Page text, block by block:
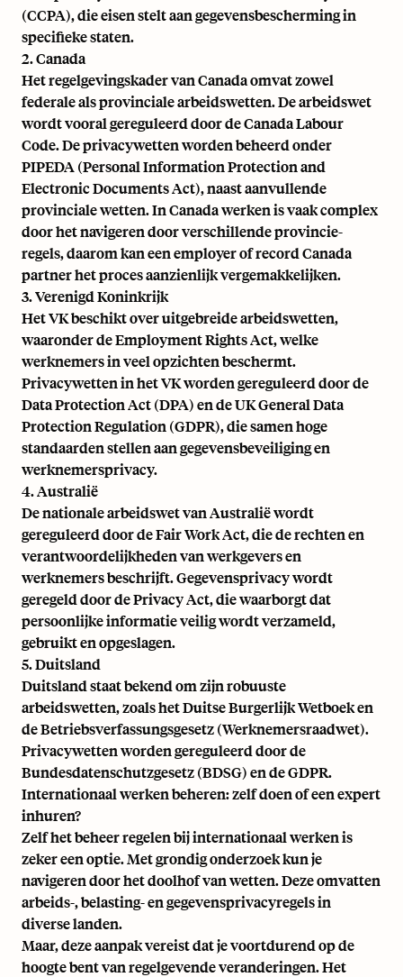
(CCPA), die eisen stelt aan gegevensbescherming in
specifieke staten.
2. Canada
Het regelgevingskader van Canada omvat zowel
federale als provinciale arbeidswetten. De arbeidswet
wordt vooral gereguleerd door de Canada Labour
Code. De privacywetten worden beheerd onder
PIPEDA (Personal Information Protection and
Electronic Documents Act), naast aanvullende
provinciale wetten. In Canada werken is vaak complex
door het navigeren door verschillende provincie-
regels, daarom kan eenemployer of record Canada
partner het proces aanzienlijk vergemakkelijken.
3. Verenigd Koninkrijk
Het VK beschikt over uitgebreide arbeidswetten,
waaronder de Employment Rights Act, welke
werknemers in veel opzichten beschermt.
Privacywetten in het VK worden gereguleerd door de
Data Protection Act (DPA) en de UK General Data
Protection Regulation (GDPR), die samen hoge
standaarden stellen aan gegevensbeveiliging en
werknemersprivacy.
4. Australië
De nationale arbeidswet van Australië wordt
gereguleerd door de Fair Work Act, die de rechten en
verantwoordelijkheden van werkgevers en
werknemers beschrijft. Gegevensprivacy wordt
geregeld door de Privacy Act, die waarborgt dat
persoonlijke informatie veilig wordt verzameld,
gebruikt en opgeslagen.
5. Duitsland
Duitsland staat bekend om zijn robuuste
arbeidswetten, zoals het Duitse Burgerlijk Wetboek en
de Betriebsverfassungsgesetz (Werknemersraadwet).
Privacywetten worden gereguleerd door de
Bundesdatenschutzgesetz (BDSG) en de GDPR.
Internationaal werken beheren: zelf doen of een expert
inhuren?
Zelf het beheer regelen bij internationaal werken is
zeker een optie. Met grondig onderzoek kun je
navigeren door het doolhof van wetten. Deze omvatten
arbeids-, belasting- en gegevensprivacyregels in
diverse landen.
Maar, deze aanpak vereist dat je voortdurend op de
hoogte bent van regelgevende veranderingen. Het